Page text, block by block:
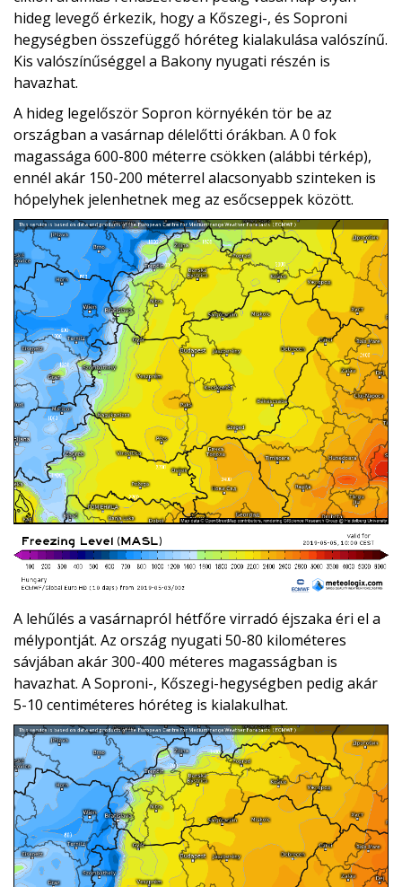
hideg levegő érkezik, hogy a Kőszegi-, és Soproni
hegységben összefüggő hóréteg kialakulása valószínű.
Kis valószínűséggel a Bakony nyugati részén is
havazhat.
A hideg legelőször Sopron környékén tör be az
országban a vasárnap délelőtti órákban. A 0 fok
magassága 600-800 méterre csökken (alábbi térkép),
ennél akár 150-200 méterrel alacsonyabb szinteken is
hópelyhek jelenhetnek meg az esőcseppek között.
A lehűlés a vasárnapról hétfőre virradó éjszaka éri el a
mélypontját. Az ország nyugati 50-80 kilométeres
sávjában akár 300-400 méteres magasságban is
havazhat. A Soproni-, Kőszegi-hegységben pedig akár
5-10 centiméteres hóréteg is kialakulhat.